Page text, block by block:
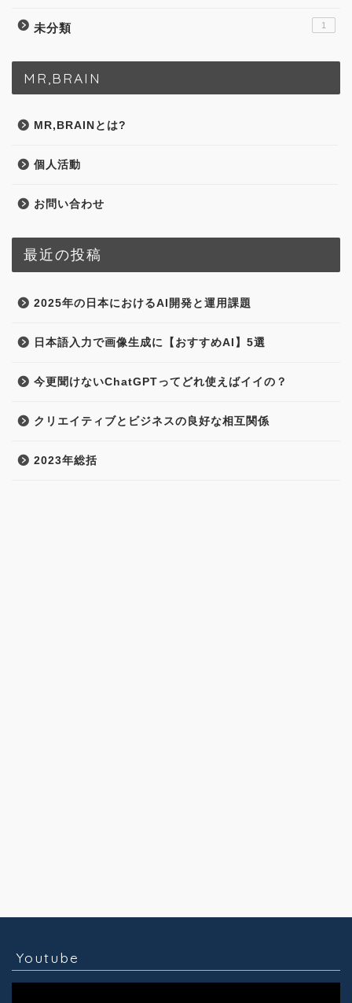
未分類 1
MR,BRAIN
MR,BRAINとは?
個人活動
お問い合わせ
最近の投稿
2025年の日本におけるAI開発と運用課題
日本語入力で画像生成に【おすすめAI】5選
今更聞けないChatGPTってどれ使えばイイの？
クリエイティブとビジネスの良好な相互関係
2023年総括
Youtube